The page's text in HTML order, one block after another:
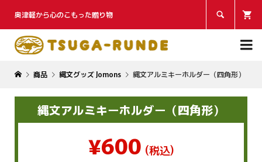
奥津軽から心のこもった贈り物 

商品 縄文グッズ Jomons 縄文アルミキーホルダー（四角形）
縄文アルミキーホルダー（四角形）
¥600 (税込)